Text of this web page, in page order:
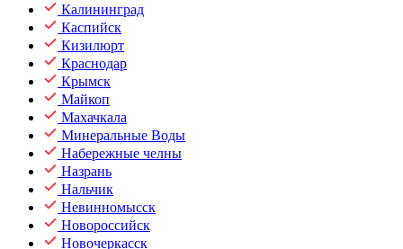
Калининград
Каспийск
Кизилюрт
Краснодар
Крымск
Майкоп
Махачкала
Минеральные Воды
Набережные челны
Назрань
Нальчик
Невинномысск
Новороссийск
Новочеркасск